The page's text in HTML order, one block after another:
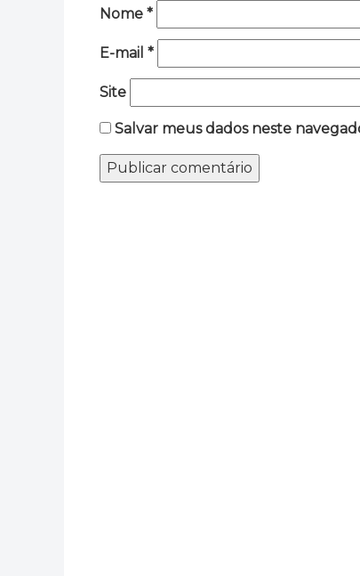
Nome *
E-mail *
Site
Salvar meus dados neste